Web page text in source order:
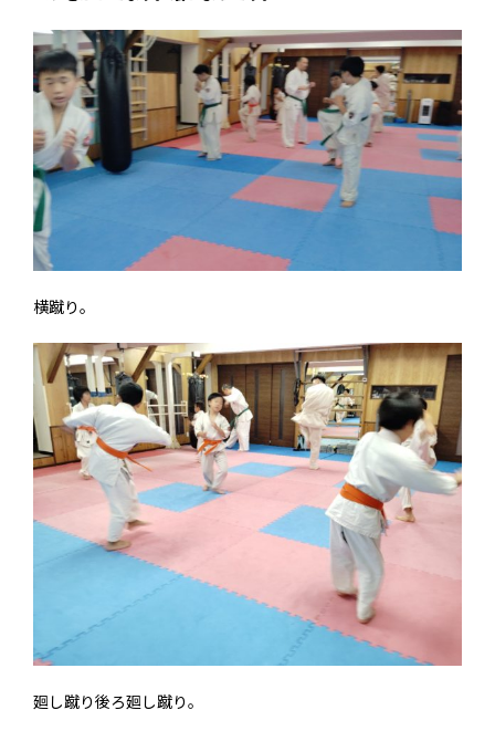
横蹴り。
廻し蹴り後ろ廻し蹴り。